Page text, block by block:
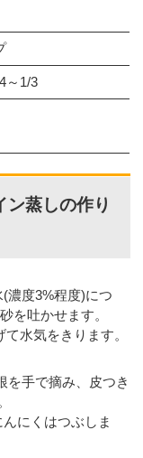
～1/3
ン蒸しの作り
濃度3%程度)につ
を吐かせます。
水気をきります。
を手で摘み、皮つき
にくはつぶしま